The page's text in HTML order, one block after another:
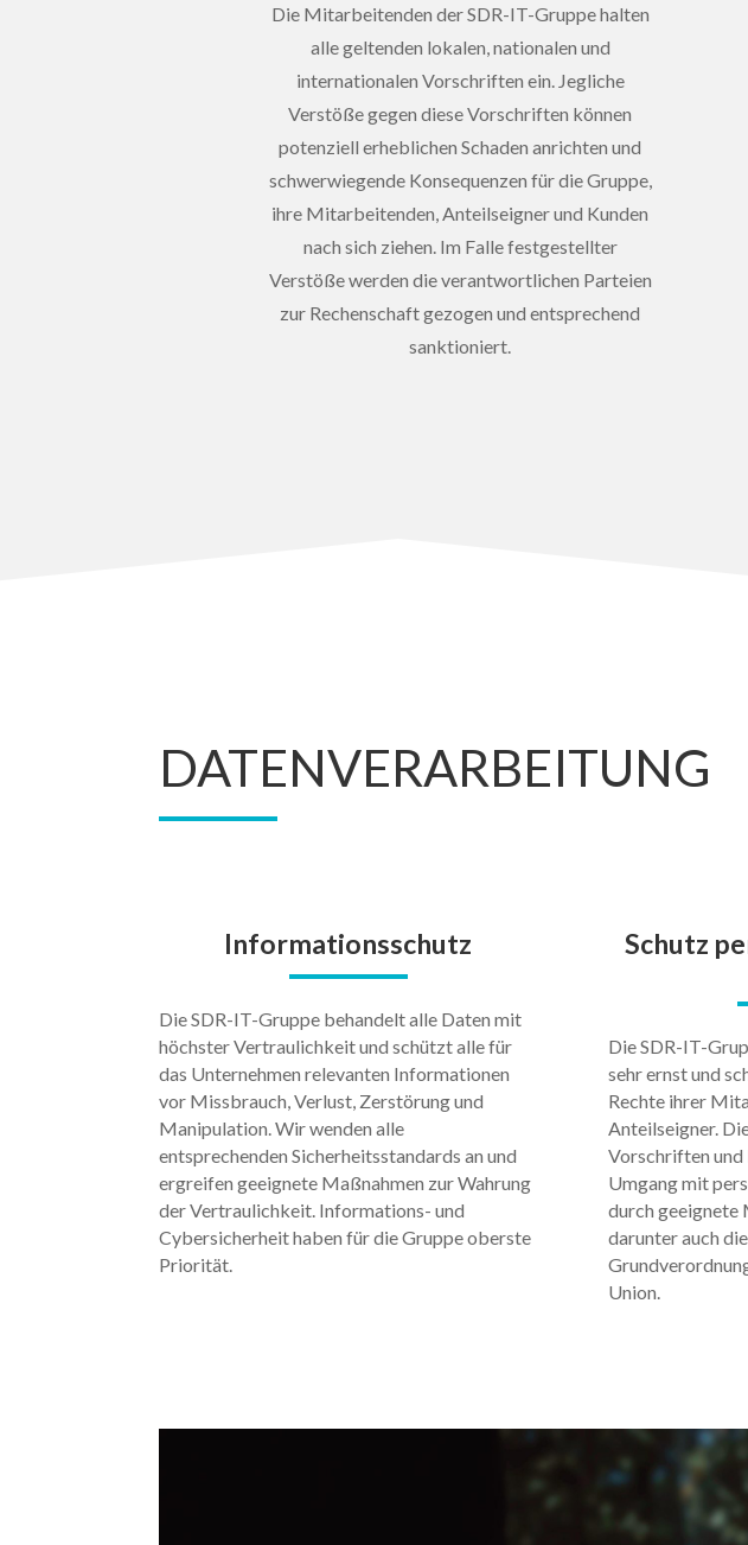
Die Mitarbeitenden der SDR-IT-Gruppe halten
alle geltenden lokalen, nationalen und
internationalen Vorschriften ein. Jegliche
Verstöße gegen diese Vorschriften können
potenziell erheblichen Schaden anrichten und
schwerwiegende Konsequenzen für die Gruppe,
ihre Mitarbeitenden, Anteilseigner und Kunden
nach sich ziehen. Im Falle festgestellter
Verstöße werden die verantwortlichen Parteien
zur Rechenschaft gezogen und entsprechend
sanktioniert.
DATENVERARBEITUNG
Informationsschutz
Die SDR-IT-Gruppe behandelt alle Daten mit
höchster Vertraulichkeit und schützt alle für
das Unternehmen relevanten Informationen
vor Missbrauch, Verlust, Zerstörung und
Manipulation. Wir wenden alle
entsprechenden Sicherheitsstandards an und
ergreifen geeignete Maßnahmen zur Wahrung
der Vertraulichkeit. Informations- und
Cybersicherheit haben für die Gruppe oberste
Priorität.
Schutz
Die SDR-IT-
sehr ernst und
Rechte ihrer
Anteilseigner.
Vorschriften und
Umgang mit
durch geeignete
darunter auch
Union.